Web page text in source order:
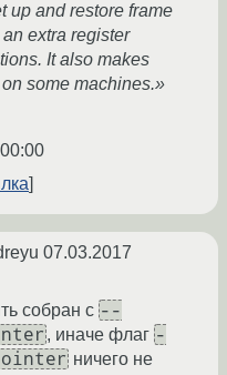
up and restore frame
extra register
It also makes
some machines.»
07.03.2017
собран с --
, иначе флаг -
ничего не